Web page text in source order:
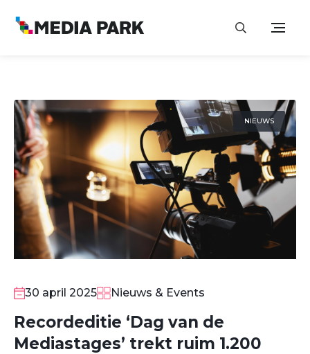
NIEUWS
30 april 2025 Nieuws & Events
Recordeditie ‘Dag van de
Mediastages’ trekt ruim 1.200